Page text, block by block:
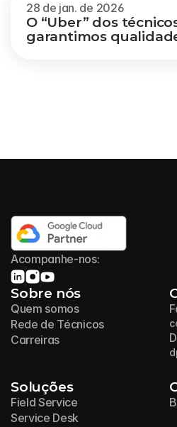
28 de jan. de 2026
O “Uber” dos
garantimos
Acompanhe-nos:
Sobre nós
Quem somos
Rede de Técnicos
Carreiras
Soluções
Field Service
Service Desk